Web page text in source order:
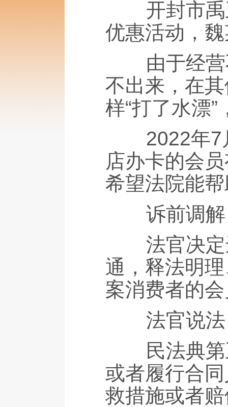
开封市禹王
优惠活动，
由于经营不
不出来，在
样“打了水漂
2022年7月
店办卡的会
希望法院能
诉前调解
法官决定进
通，释法明
案消费者的
法官说法
民法典第五
或者履行合
救措施或者